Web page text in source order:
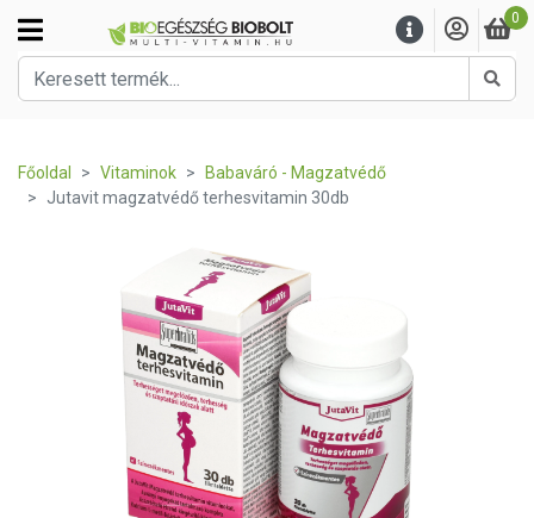
0
Főoldal Vitaminok
Babaváró - Magzatvédő
Jutavit magzatvédő terhesvitamin 30db